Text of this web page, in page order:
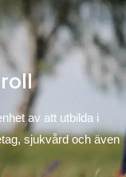
av att utbilda i
sjukvård och även